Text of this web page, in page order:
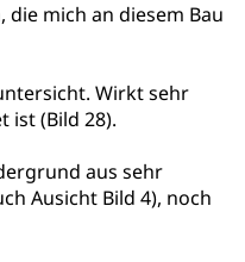
mich an diesem Bau
Wirkt sehr
ist (Bild 28).
aus sehr
Ausicht Bild 4), noch